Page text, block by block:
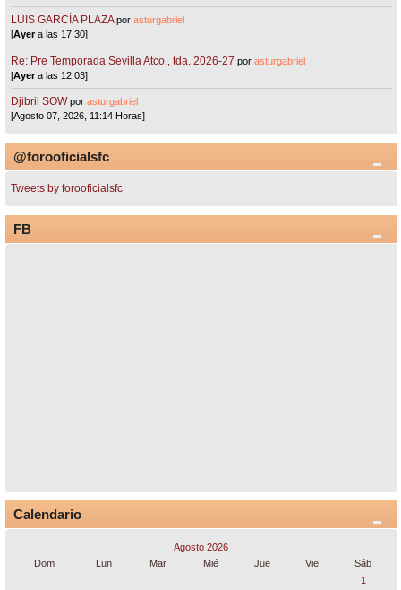
LUIS GARCÍA PLAZA porasturgabriel
[Ayera las 17:30]
Re: Pre Temporada Sevilla Atco., tda. 2026-27 porasturgabriel
[Ayera las 12:03]
Djibril SOW porasturgabriel
[Agosto 07, 2026, 11:14 Horas]
@forooficialsfc
Tweets by forooficialsfc
FB
Calendario
Agosto 2026
Dom
Lun Mar Mié Jue Vie
Sáb
1